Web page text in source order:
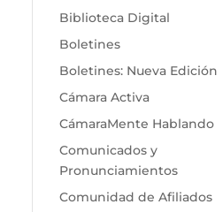
Biblioteca Digital
Boletines
Boletines: Nueva Edición
Cámara Activa
CámaraMente Hablando
Comunicados y
Pronunciamientos
Comunidad de Afiliados